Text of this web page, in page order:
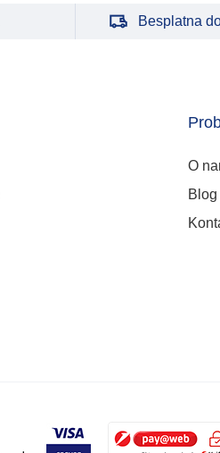
Besplatna
O
Blog